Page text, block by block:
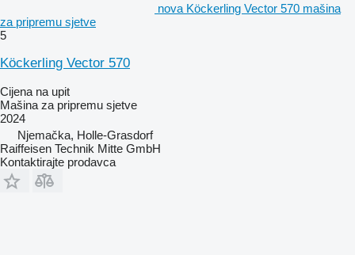
nova Köckerling Vector 570 mašina
za pripremu sjetve
5
Köckerling Vector 570
Cijena na upit
Mašina za pripremu sjetve
2024
Njemačka, Holle-Grasdorf
Raiffeisen Technik Mitte GmbH
Kontaktirajte prodavca